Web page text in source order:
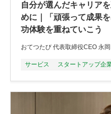
自分が選んだキャリア
めに｜「頑張って成果
功体験を重ねていこう
おてつたび 代表取締役CEO 永
サービス スタートアップ企